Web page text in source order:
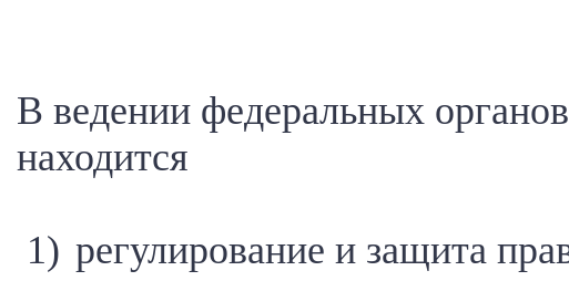
В ведении федеральных
находится
1) регулирование и защита